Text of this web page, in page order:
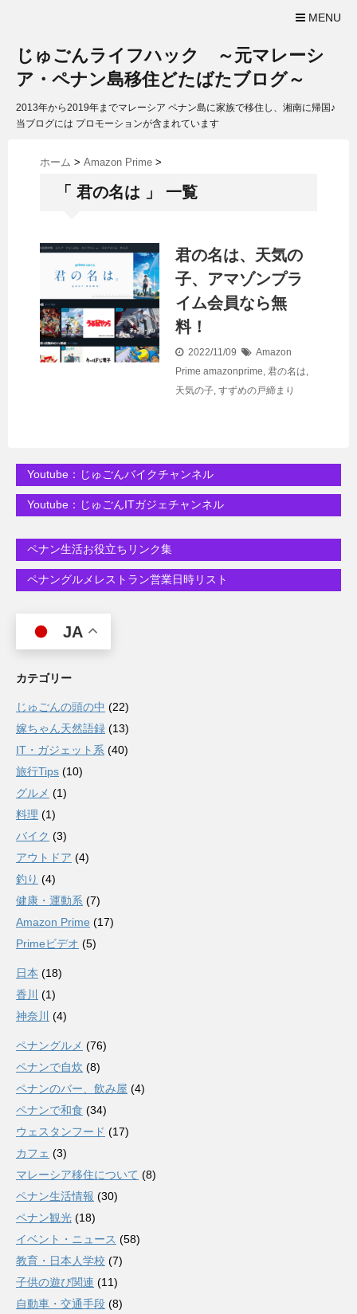
MENU
じゅごんライフハック ～元マレーシ
ア・ペナン島移住どたばたブログ～
2013年から2019年までマレーシア ペナン島に家族で移住し、湘南に帰国♪
当ブログには プロモーションが含まれています
ホーム > Amazon Prime >
「 君の名は 」 一覧
君の名は、天気の
子、アマゾンプラ
イム会員なら無
料！
2022/11/09
Amazon
Prime amazonprime, 君の名は,
天気の子, すずめの戸締まり
Youtube：じゅごんバイクチャンネル
Youtube：じゅごんITガジェチャンネル
ペナン生活お役立ちリンク集
ペナングルメレストラン営業日時リスト
JA
カテゴリー
じゅごんの頭の中 (22)
嫁ちゃん天然語録 (13)
IT・ガジェット系 (40)
旅行Tips (10)
グルメ (1)
料理 (1)
バイク (3)
アウトドア (4)
釣り (4)
健康・運動系 (7)
Amazon Prime (17)
Primeビデオ (5)
日本 (18)
香川
(1)
神奈川
(4)
ペナングルメ (76)
ペナンで自炊 (8)
ペナンのバー、飲み屋 (4)
ペナンで和食 (34)
ウェスタンフード (17)
カフェ (3)
マレーシア移住について (8)
ペナン生活情報 (30)
ペナン観光 (18)
イベント・ニュース (58)
教育・日本人学校 (7)
子供の遊び関連 (11)
自動車・交通手段 (8)